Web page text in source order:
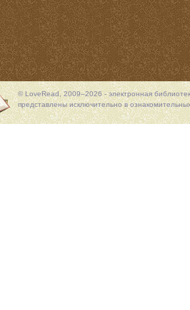
© LoveRead, 2009–2026 - электронная
представлены исключительно в